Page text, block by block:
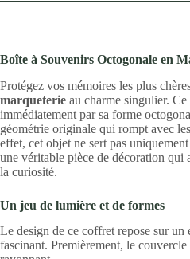
Boîte à Souvenirs Octogonale en
Protégez vos mémoires les plus
marqueterie au charme singulier. Ce
immédiatement par sa forme
géométrie originale qui rompt avec
effet, cet objet ne sert pas
une véritable pièce de décoration qui
la curiosité.
Un jeu de lumière et de formes
Le design de ce coffret repose sur
fascinant. Premièrement, le